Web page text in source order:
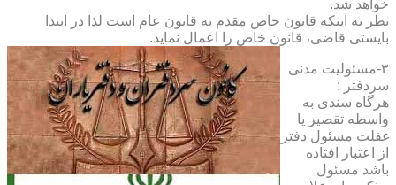
خواهد شد.
نظر به اینکه قانون خاص مقدم به قانون عام است لذا در ابتدا
بایستی قاضی، قانون خاص را اعمال نماید.
۳-مسئولیت مدنی
سردفتر :
هرگاه سندی به
واسطه تقصیر یا
غفلت مسئول دفتر
از اعتبار افتاده
باشد مسئول